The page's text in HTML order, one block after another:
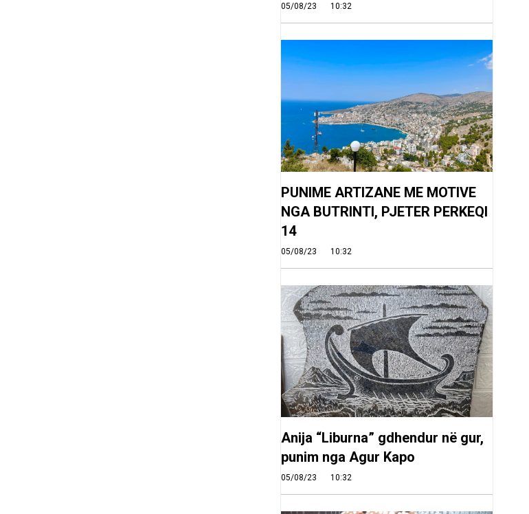
05/08/23 10:32
PUNIME ARTIZANE ME MOTIVE
NGA BUTRINTI, PJETER PERKEQI
14
05/08/23 10:32
Anija “Liburna” gdhendur në gur,
punim nga Agur Kapo
05/08/23 10:32